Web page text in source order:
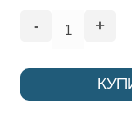
- +